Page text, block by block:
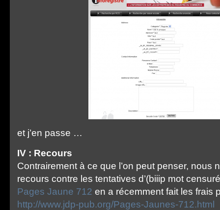
et j’en passe …
IV : Recours
Contrairement à ce que l’on peut penser, nous
recours contre les tentatives d’(biiip mot
Pages Jaune 712 en a récemment fait les frais
http://www.jdp-pub.org/Pages-Jaunes-712.html